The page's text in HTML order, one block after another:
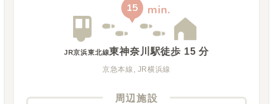
15 min.
JR京浜東北線東神奈川駅徒歩 15 分
京急本線, JR横浜線
周辺施設